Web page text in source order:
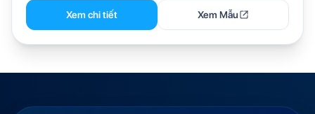
Xem chi tiết Xem Mẫu